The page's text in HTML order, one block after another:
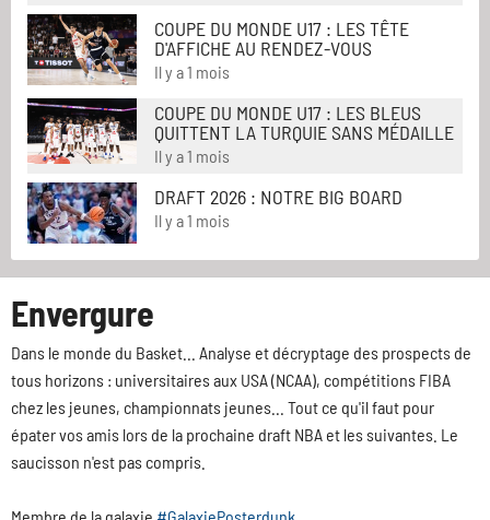
COUPE DU MONDE U17 : LES TÊTE
D'AFFICHE AU RENDEZ-VOUS
Il y a 1 mois
COUPE DU MONDE U17 : LES BLEUS
QUITTENT LA TURQUIE SANS MÉDAILLE
Il y a 1 mois
DRAFT 2026 : NOTRE BIG BOARD
Il y a 1 mois
Envergure
Dans le monde du Basket... Analyse et décryptage des prospects de
tous horizons : universitaires aux USA (NCAA), compétitions FIBA
chez les jeunes, championnats jeunes... Tout ce qu'il faut pour
épater vos amis lors de la prochaine draft NBA et les suivantes. Le
saucisson n'est pas compris.